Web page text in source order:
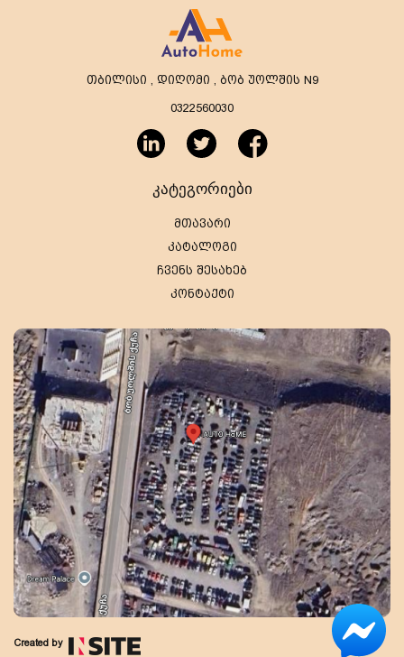
თბილისი , დიღომი , ბობ უოლშის N9
0322560030
კატეგორიები
მთავარი
კატალოგი
ჩვენს შესახებ
კონტაქტი
Created by